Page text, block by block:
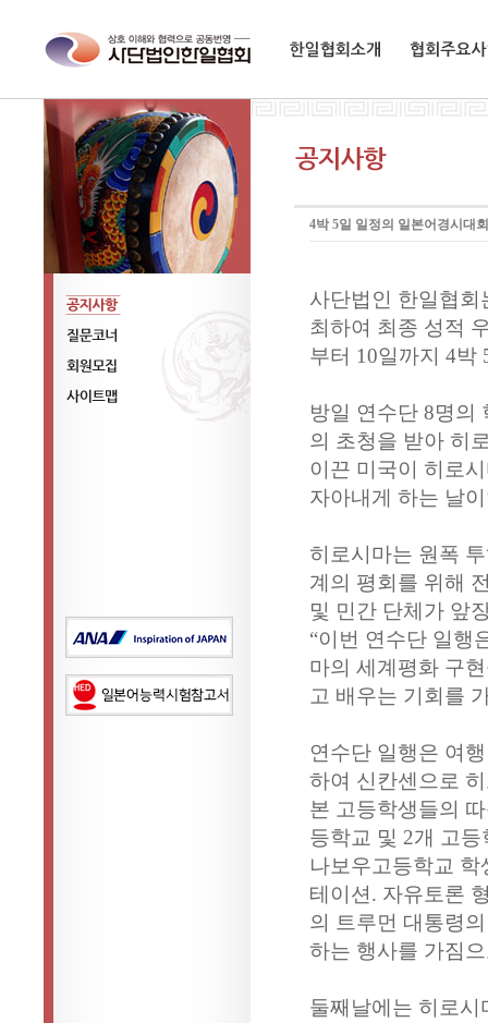
공지사항
질문코너
회원모집
4박 5일 일정의 일본어경시대
사단법인 한일협회
최하여 최종 성적
부터 10일까지 4박
방일 연수단 8명의
의 초청을 받아 히
이끈 미국이 히로
자아내게 하는 날
히로시마는 원폭
계의 평회를 위해
및 민간 단체가 앞
“이번 연수단 일행
마의 세계평화 구
고 배우는 기회를
연수단 일행은 여
하여 신칸센으로
본 고등학생들의
등학교 및 2개 고
나보우고등학교
테이션. 자유토론
의 트루먼 대통령
하는 행사를 가짐
둘째날에는 히로